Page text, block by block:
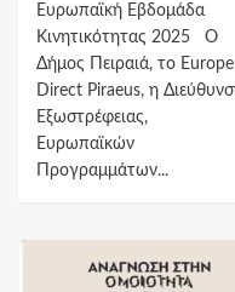
Ευρωπαϊκή Εβδομάδα
Κινητικότητας 2025 Ο
Δήμος Πειραιά, το Europe
Direct Piraeus, η
Εξωστρέφειας,
Ευρωπαϊκών
Προγραμμάτων...